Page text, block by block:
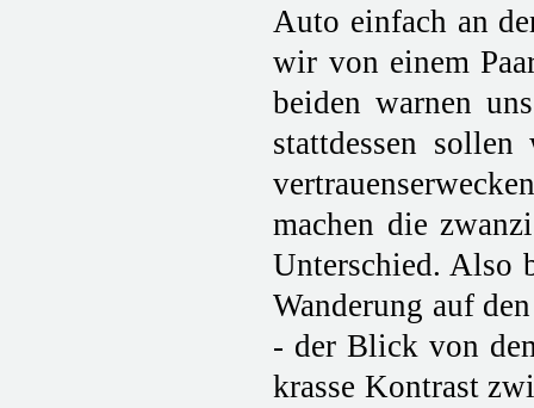
Auto einfach an
wir von einem
beiden warnen
stattdessen
machen die
Unterschied. Also
Wanderung auf
- der Blick von
krasse Kontrast